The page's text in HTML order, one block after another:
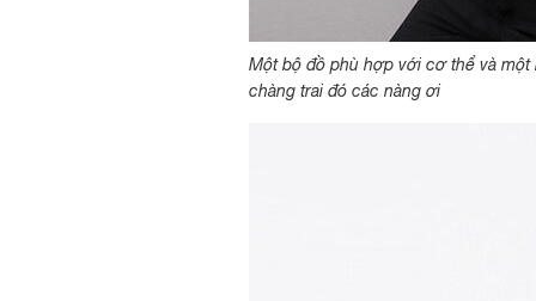
Một bộ đồ phù hợp với cơ thể và
chàng trai đó các nàng ơi